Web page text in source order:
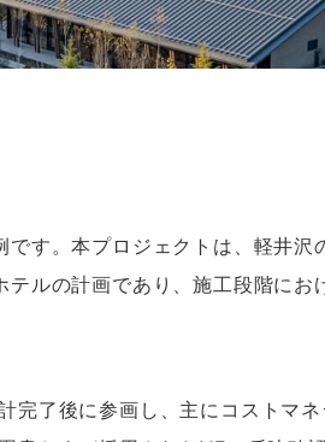
す。本プロジェクトは、軽井沢
ルの計画であり、施工段階にお
完了後に参画し、主にコストマ